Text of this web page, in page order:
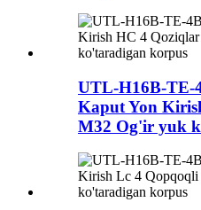
UTL-H16B-TE-
Kaput Yon
M32 Og'ir yuk